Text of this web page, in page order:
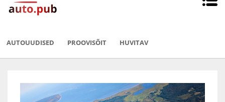
AUTOUUDISED PROOVISÕIT HUVITAV